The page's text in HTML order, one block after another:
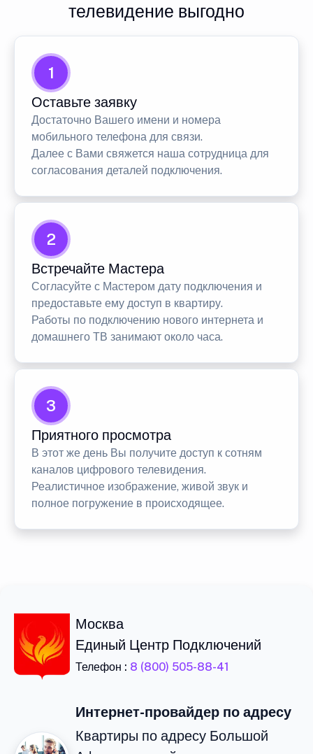
телевидение выгодно
1
Оставьте заявку
Достаточно Вашего имени и номера
мобильного телефона для связи.
Далее с Вами свяжется наша сотрудница для
согласования деталей подключения.
2
Встречайте Мастера
Согласуйте с Мастером дату подключения и
предоставьте ему доступ в квартиру.
Работы по подключению нового интернета и
домашнего ТВ занимают около часа.
3
Приятного просмотра
В этот же день Вы получите доступ к сотням
каналов цифрового телевидения.
Реалистичное изображение, живой звук и
полное погружение в происходящее.
Москва
Единый Центр Подключений
Телефон : 8 (800) 505-88-41
Интернет-провайдер по адресу
Квартиры по адресу Большой